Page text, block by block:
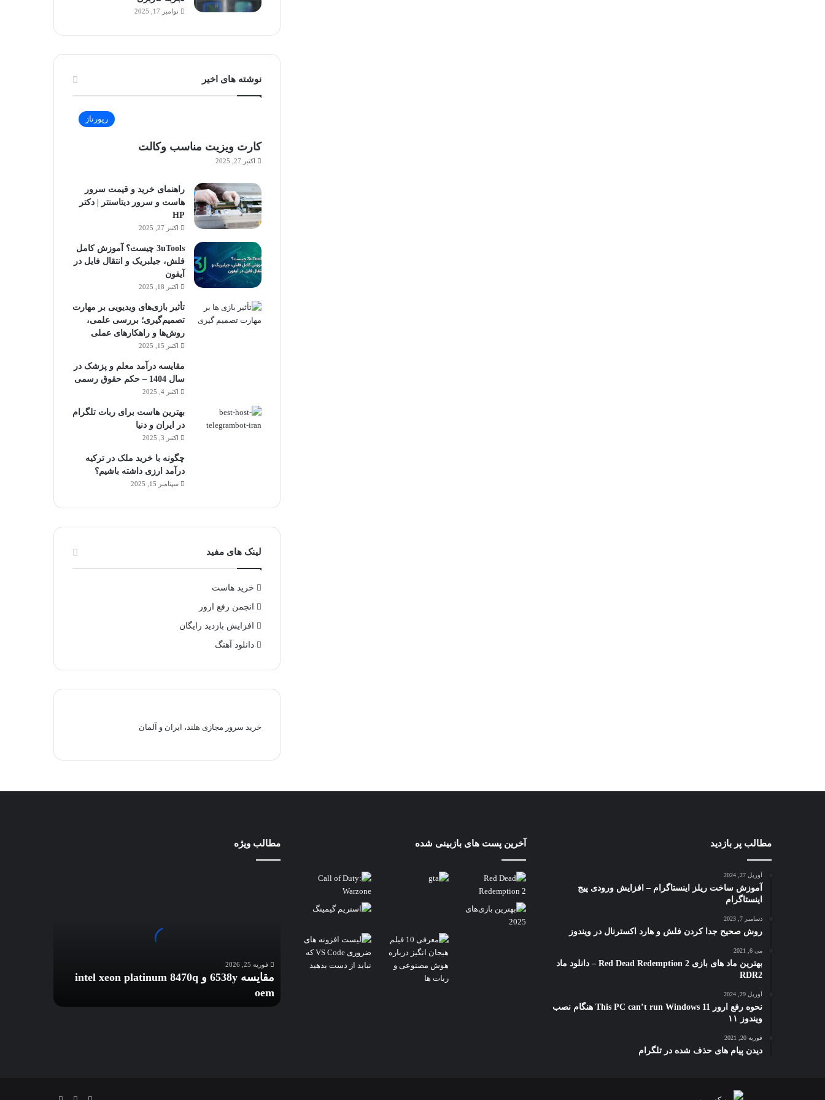
نوامبر 17, 2025
نوشته های اخیر
رپورتاژ
کارت ویزیت مناسب وکالت
اکتبر 27, 2025
راهنمای خرید و قیمت سرور
هاست و سرور دیتاسنتر | دکتر
HP
اکتبر 27, 2025
3uTools چیست؟ آموزش کامل
فلش، جیلبریک و انتقال فایل در
آیفون
اکتبر 18, 2025
تأثیر بازی‌های ویدیویی بر مهارت
تصمیم‌گیری؛ بررسی علمی،
روش‌ها و راهکارهای عملی
اکتبر 15, 2025
مقایسه درآمد معلم و پزشک در
سال 1404 – حکم حقوق رسمی
اکتبر 4, 2025
بهترین هاست برای ربات تلگرام
در ایران و دنیا
اکتبر 3, 2025
چگونه با خرید ملک در ترکیه
درآمد ارزی داشته باشیم؟
سپتامبر 15, 2025
لینک های مفید
خرید هاست
انجمن رفع ارور
افزایش بازدید رایگان
دانلود آهنگ
خرید سرور مجازی هلند، ایران و آلمان
مطالب پر بازدید
آوریل 27, 2024
آموزش ساخت ریلز اینستاگرام – افزایش ورودی پیج
اینستاگرام
دسامبر 7, 2023
روش صحیح جدا کردن فلش و هارد اکسترنال در ویندوز
می 6, 2021
بهترین ماد های بازی Red Dead Redemption 2 – دانلود ماد
RDR2
آوریل 29, 2024
نحوه رفع ارور This PC can’t run Windows 11 هنگام نصب
ویندوز ۱۱
فوریه 20, 2021
دیدن پیام های حذف شده در تلگرام
آخرین پست های بازبینی شده مطالب ویژه
oemفوریه 25, 2026
مقایسه 6538y و intel xeon platinum 8470q
oem